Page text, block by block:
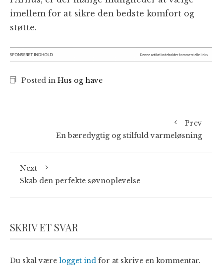
imellem for at sikre den bedste komfort og
støtte.
Posted in Hus og have
Prev
En bæredygtig og stilfuld varmeløsning
Next
Skab den perfekte søvnoplevelse
SKRIV ET SVAR
Du skal være logget ind for at skrive en kommentar.